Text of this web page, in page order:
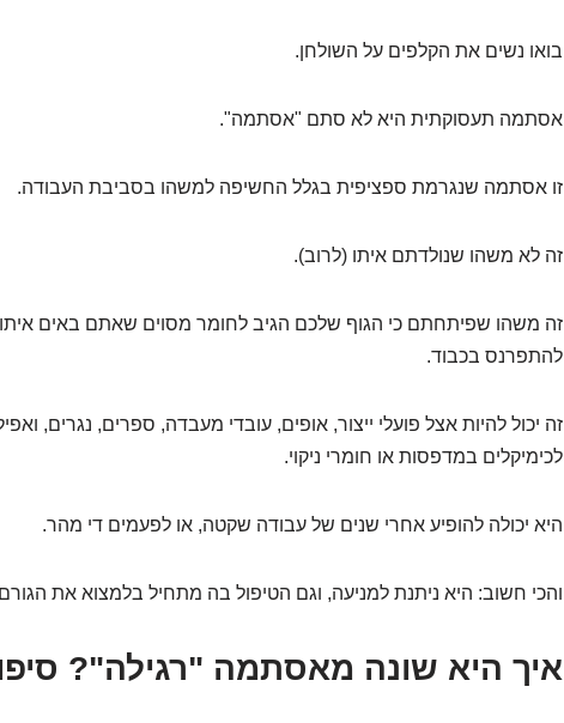
בואו נשים את הקלפים על השולחן.
אסתמה תעסוקתית היא לא סתם "אסתמה".
זו אסתמה שנגרמת ספציפית בגלל החשיפה למשהו בסביבת העבודה.
זה לא משהו שנולדתם איתו (לרוב).
זה משהו שפיתחתם כי הגוף שלכם הגיב לחומר מסוים שאתם באים
להתפרנס בכבוד.
זה יכול להיות אצל פועלי ייצור, אופים, עובדי מעבדה, ספרים, נגרים,
לכימיקלים במדפסות או חומרי ניקוי.
היא יכולה להופיע אחרי שנים של עבודה שקטה, או לפעמים די מהר.
והכי חשוב: היא ניתנת למניעה, וגם הטיפול בה מתחיל בלמצוא את
איך היא שונה מאסתמה "רגילה"?